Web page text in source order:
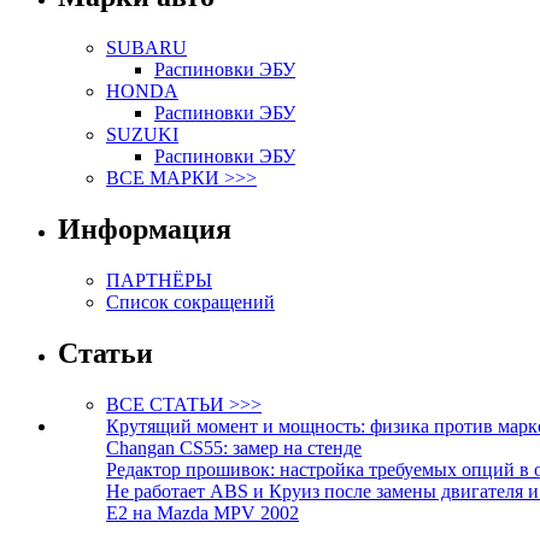
SUBARU
Распиновки ЭБУ
HONDA
Распиновки ЭБУ
SUZUKI
Распиновки ЭБУ
ВСЕ МАРКИ >>>
Информация
ПАРТНЁРЫ
Список сокращений
Статьи
ВСЕ СТАТЬИ >>>
Крутящий момент и мощность: физика против
Changan CS55: замер на стенде
Редактор прошивок: настройка требуемых опций в
Не работает ABS и Круиз после замены двигателя
E2 на Mazda MPV 2002